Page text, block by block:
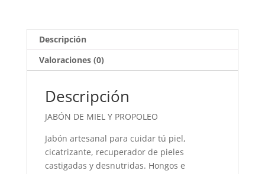
Descripción
Valoraciones (0)
Descripción
JABÓN DE MIEL Y PROPOLEO
Jabón artesanal para cuidar tú piel,
cicatrizante, recuperador de pieles
castigadas y desnutridas. Hongos e